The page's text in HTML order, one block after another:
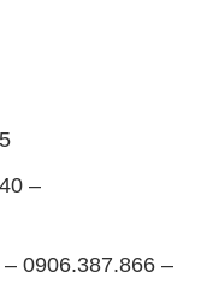
–
0906.387.866 –